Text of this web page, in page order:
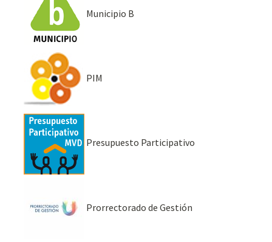
Municipio B
PIM
Presupuesto Participativo
Prorrectorado de Gestión